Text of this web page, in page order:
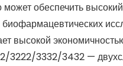
обеспечить
высокой
3222/3332/3432 —